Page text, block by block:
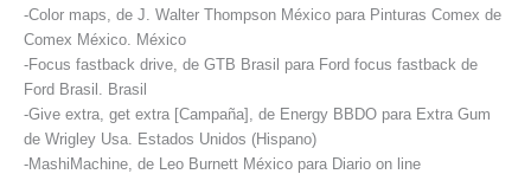
-Color maps, de J. Walter Thompson México para Pinturas Comex de
Comex México. México
-Focus fastback drive, de GTB Brasil para Ford focus fastback de
Ford Brasil. Brasil
-Give extra, get extra [Campaña], de Energy BBDO para Extra Gum
de Wrigley Usa. Estados Unidos (Hispano)
-MashiMachine, de Leo Burnett México para Diario on line